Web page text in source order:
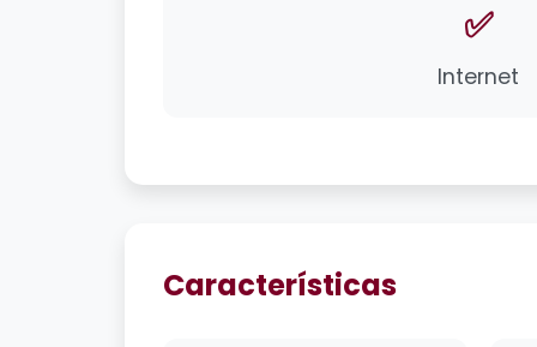
✅
Internet
Características